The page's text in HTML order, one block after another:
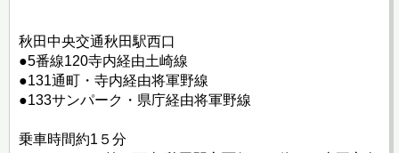
秋田中央交通秋田駅西口
●5番線120寺内経由土崎線
●131通町・寺内経由将軍野線
●133サンパーク・県庁経由将軍野線
乗車時間約1５分